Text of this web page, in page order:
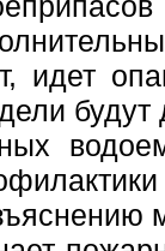
идет